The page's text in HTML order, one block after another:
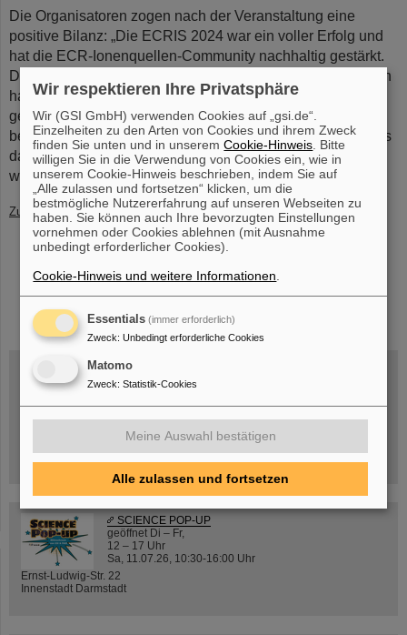
Die Organisatoren zogen nach der Veranstaltung eine
positive Bilanz: „Die ECRIS 2024 war ein voller Erfolg und
hat die ECR-Ionenquellen-Community nachhaltig gestärkt.
Die präsentierten Forschungsergebnisse und Diskussionen
haben wertvolle Impulse für zukünftige Entwicklungen
gegeben. Wir sind stolz darauf, dass GSI Gastgeber dieser
bedeutenden internationalen Konferenz war und freuen uns
darauf, die Ergebnisse und Erkenntnisse mit der
wissenschaftlichen Gemeinschaft zu teilen.“ (BP)
Zurück
instagramlinkedinyoutube
helmholtz.social
facebook
Mittwoch, 19.08.2026, 14 Uhr
Warum existiert nicht einfach nichts?
GSI/FAIR/Goethe-Universität
Anmeldung und weitere Informationen
SCIENCE POP-UP
geöffnet Di – Fr,
12 – 17 Uhr
Sa, 11.07.26, 10:30-16:00 Uhr
Ernst-Ludwig-Str. 22
Innenstadt Darmstadt
Wir respektieren Ihre Privatsphäre
Wir (GSI GmbH) verwenden Cookies auf „gsi.de“.
Einzelheiten zu den Arten von Cookies und ihrem Zweck
finden Sie unten und in unseremCookie-Hinweis . Bitte
willigen Sie in die Verwendung von Cookies ein, wie in
unserem Cookie-Hinweis beschrieben, indem Sie auf
„Alle zulassen und fortsetzen“ klicken, um die
bestmögliche Nutzererfahrung auf unseren Webseiten zu
haben. Sie können auch Ihre bevorzugten Einstellungen
vornehmen oder Cookies ablehnen (mit Ausnahme
unbedingt erforderlicher Cookies).
Cookie-Hinweis und weitere Informationen
Essentials (immer erforderlich)
Zweck: Unbedingt erforderliche Cookies
Matomo
Zweck: Statistik-Cookies
Meine Auswahl bestätigen
Alle zulassen und fortsetzen